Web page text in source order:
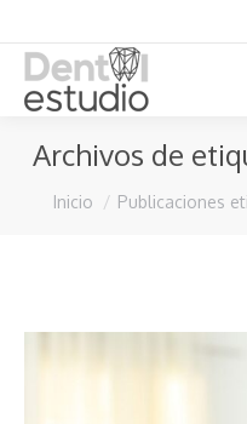
Archivos de
Estás aquí:
Inicio Publicaciones